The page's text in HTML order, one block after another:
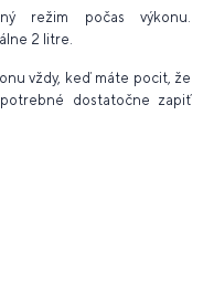
režim počas výkonu.
2 litre.
vždy, keď máte pocit, že
dostatočne zapiť